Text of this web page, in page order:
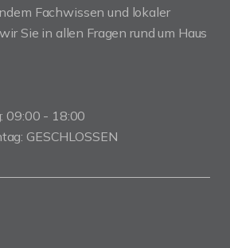
Fachwissen und lokaler
Sie in allen Fragen rund um Haus
09:00 - 18:00
GESCHLOSSEN